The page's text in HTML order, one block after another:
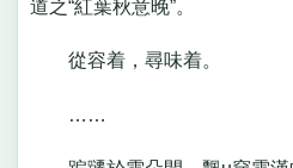
道之“紅葉秋意晚”。
從容着，尋味着。
……